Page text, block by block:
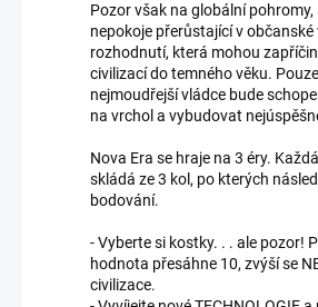
Pozor však na globální pohromy,
nepokoje přerůstající v občanské
rozhodnutí, která mohou
civilizací do temného věku.
nejmoudřejší vládce bude
na vrchol a vybudovat
Nova Era se hraje na 3 éry.
skládá ze 3 kol, po kterých
bodování.
- Vyberte si kostky. . . ale pozor!
hodnota přesáhne 10, zvýší se
civilizace.